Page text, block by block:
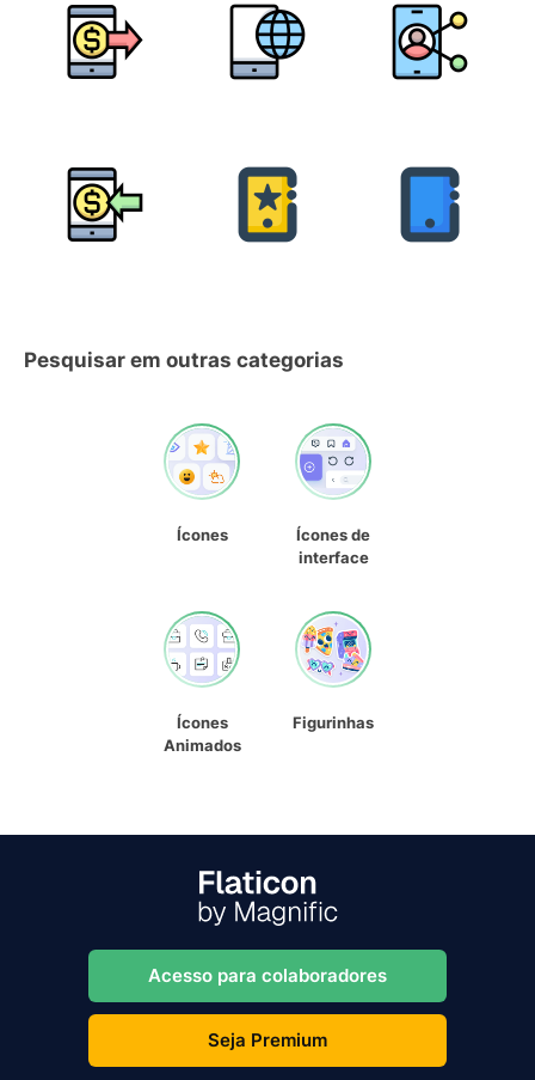
Pesquisar em outras categorias
Ícones
Ícones de
interface
Ícones
Animados
Figurinhas
Acesso para colaboradores
Seja Premium